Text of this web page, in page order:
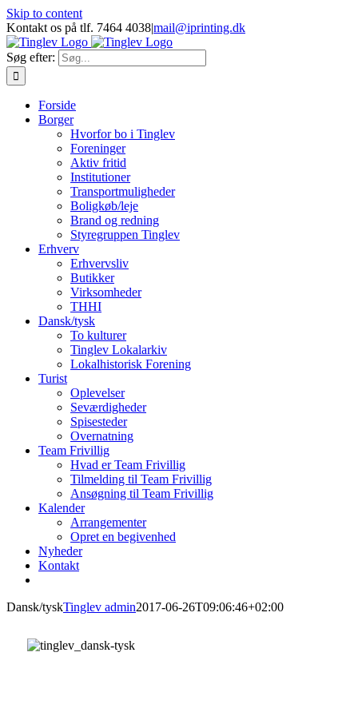
Skip to content
Kontakt os på tlf. 7464 4038|mail@iprinting.dk
Søg efter:
Forside
Borger
Hvorfor bo i Tinglev
Foreninger
Aktiv fritid
Institutioner
Transportmuligheder
Boligkøb/leje
Brand og redning
Styregruppen Tinglev
Erhverv
Erhvervsliv
Butikker
Virksomheder
THHI
Dansk/tysk
To kulturer
Tinglev Lokalarkiv
Lokalhistorisk Forening
Turist
Oplevelser
Seværdigheder
Spisesteder
Overnatning
Team Frivillig
Hvad er Team Frivillig
Tilmelding til Team Frivillig
Ansøgning til Team Frivillig
Kalender
Arrangementer
Opret en begivenhed
Nyheder
Kontakt
Dansk/tyskTinglev admin2017-06-26T09:06:46+02:00